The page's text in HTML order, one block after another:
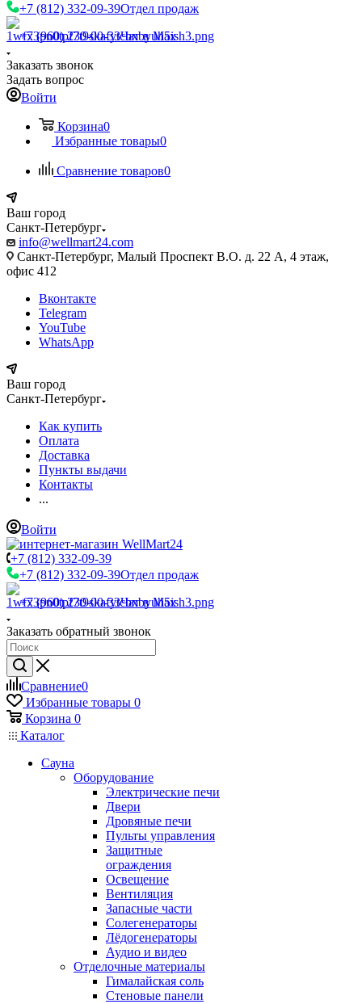
+7 (812) 332-09-39Отдел продаж
+7 (960) 230-00-33Чат в Max
Заказать звонок
Задать вопрос
Войти
Корзина0
Избранные товары0
Сравнение товаров0
Ваш город
Санкт-Петербург
info@wellmart24.com
Санкт-Петербург, Малый Проспект В.О. д. 22 А, 4 этаж,
офис 412
Вконтакте
Telegram
YouTube
WhatsApp
Ваш город
Санкт-Петербург
Как купить
Оплата
Доставка
Пункты выдачи
Контакты
...
Войти
+7 (812) 332-09-39
+7 (812) 332-09-39Отдел продаж
+7 (960) 230-00-33Чат в Max
Заказать обратный звонок
Сравнение0
Избранные товары 0
Корзина 0
Каталог
Сауна
Оборудование
Электрические печи
Двери
Дровяные печи
Пульты управления
Защитные
ограждения
Освещение
Вентиляция
Запасные части
Солегенераторы
Лёдогенераторы
Аудио и видео
Отделочные материалы
Гималайская соль
Стеновые панели